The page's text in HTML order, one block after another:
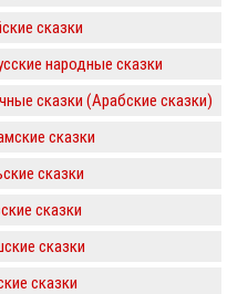
сказки
народные сказки
сказки (Арабские сказки)
сказки
сказки
сказки
сказки
сказки